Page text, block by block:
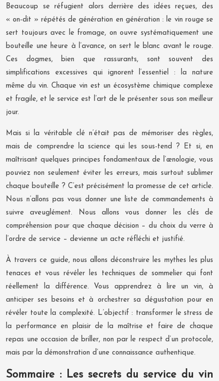
Beaucoup se réfugient alors derrière des idées reçues, des
« on-dit » répétés de génération en génération : le vin rouge se
sert toujours avec le fromage, on ouvre systématiquement une
bouteille une heure à l’avance, on sert le blanc avant le rouge.
Ces dogmes, bien que rassurants, sont souvent des
simplifications excessives qui ignorent l’essentiel : la nature
même du vin. Chaque vin est un écosystème chimique complexe
et fragile, et le service est l’art de le présenter sous son meilleur
jour.
Mais si la véritable clé n’était pas de mémoriser des règles,
mais de comprendre la science qui les sous-tend ? Et si, en
maîtrisant quelques principes fondamentaux de l’œnologie, vous
pouviez non seulement éviter les erreurs, mais surtout sublimer
chaque bouteille ? C’est précisément la promesse de cet article.
Nous n’allons pas vous donner une liste de commandements à
suivre aveuglément. Nous allons vous donner les clés de
compréhension pour que chaque décision – du choix du verre à
l’ordre de service – devienne un acte réfléchi et justifié.
À travers ce guide, nous allons déconstruire les mythes les plus
tenaces et vous révéler les techniques de sommelier qui font
réellement la différence. Vous apprendrez à lire un vin, à
anticiper ses besoins et à orchestrer sa dégustation pour en
révéler toute la complexité. L’objectif : transformer le stress de
la performance en plaisir de la maîtrise et faire de chaque
repas une occasion de briller, non par le respect d’un protocole,
mais par la démonstration d’une connaissance authentique.
Sommaire : Les secrets du service du vin